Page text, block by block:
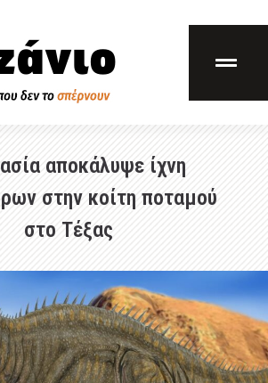
αποκάλυψε ίχνη
στην κοίτη ποταμού
στο Τέξας